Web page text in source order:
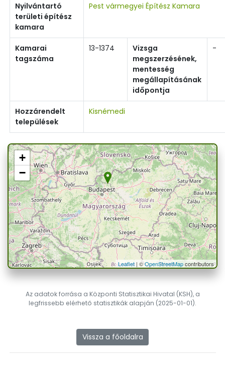
Nyilvántartó
területi építész
kamara
Pest vármegyei Építész Kamara
Kamarai
tagszáma
13-1374
Vizsga
megszerzésének,
mentesség
megállapításának
időpontja
-
Hozzárendelt
települések
Kisnémedi
+
−
Leaflet| ©OpenStreetMapcontributors
Az adatok forrása a Központi Statisztikai Hivatal (KSH), a
legfrissebb elérhető statisztikák alapján (2025-01-01).
Vissza a főoldalra